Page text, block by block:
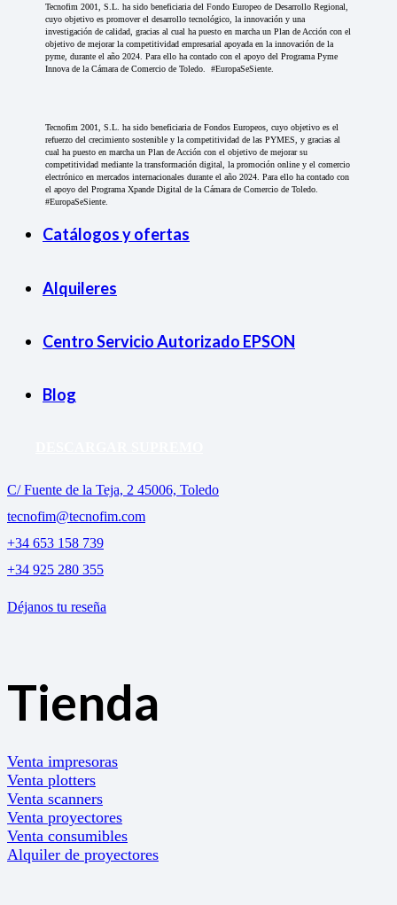
Tecnofim 2001, S.L. ha sido beneficiaria del Fondo Europeo de Desarrollo Regional,
cuyo objetivo es promover el desarrollo tecnológico, la innovación y una
investigación de calidad, gracias al cual ha puesto en marcha un Plan de Acción con el
objetivo de mejorar la competitividad empresarial apoyada en la innovación de la
pyme, durante el año 2024. Para ello ha contado con el apoyo del Programa Pyme
Innova de la Cámara de Comercio de Toledo. #EuropaSeSiente.
Tecnofim 2001, S.L. ha sido beneficiaria de Fondos Europeos, cuyo objetivo es el
refuerzo del crecimiento sostenible y la competitividad de las PYMES, y gracias al
cual ha puesto en marcha un Plan de Acción con el objetivo de mejorar su
competitividad mediante la transformación digital, la promoción online y el comercio
electrónico en mercados internacionales durante el año 2024. Para ello ha contado con
el apoyo del Programa Xpande Digital de la Cámara de Comercio de Toledo.
#EuropaSeSiente.
Catálogos y ofertas
Alquileres
Centro Servicio Autorizado EPSON
Blog
C/ Fuente de la Teja, 2 45006, Toledo
tecnofim@tecnofim.com
+34 653 158 739
+34 925 280 355
Déjanos tu reseña
Tienda
Venta impresoras
Venta plotters
Venta scanners
Venta proyectores
Venta consumibles
Alquiler de proyectores